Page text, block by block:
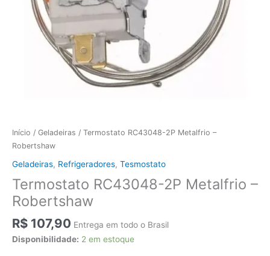
Início / Geladeiras / Termostato RC43048-2P Metalfrio –
Robertshaw
Geladeiras, Refrigeradores, Tesmostato
Termostato RC43048-2P Metalfrio –
Robertshaw
R$ 107,90 Entrega em todo o Brasil
Disponibilidade: 2 em estoque